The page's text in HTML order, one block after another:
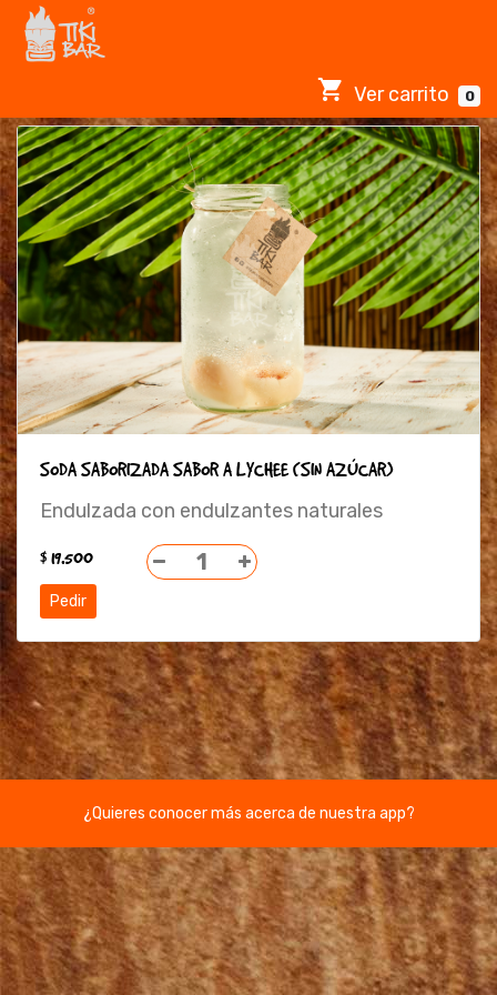
Ver carrito 0
SODA SABORIZADA SABOR A LYCHEE (SIN AZÚCAR)
Endulzada con endulzantes naturales
$ 19.500 1
¿Quieres conocer más acerca de nuestra app?